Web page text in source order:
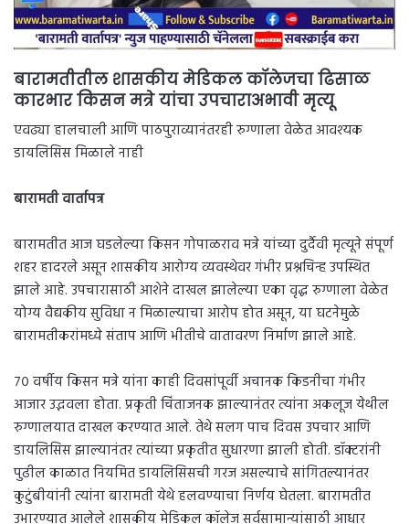
बारामतीतील शासकीय मेडिकल कॉलेजचा ढिसाळ
कारभार किसन मत्रे यांचा उपचाराअभावी मृत्यू
एवढ्या हालचाली आणि पाठपुराव्यानंतरही रुग्णाला वेळेत आवश्यक
डायलिसिस मिळाले नाही
बारामती वार्तापत्र
बारामतीत आज घडलेल्या किसन गोपाळराव मत्रे यांच्या दुर्दैवी मृत्यूने संपूर्ण
शहर हादरले असून शासकीय आरोग्य व्यवस्थेवर गंभीर प्रश्नचिन्ह उपस्थित
झाले आहे. उपचारासाठी आशेने दाखल झालेल्या एका वृद्ध रुग्णाला वेळेत
योग्य वैद्यकीय सुविधा न मिळाल्याचा आरोप होत असून, या घटनेमुळे
बारामतीकरांमध्ये संताप आणि भीतीचे वातावरण निर्माण झाले आहे.
७० वर्षीय किसन मत्रे यांना काही दिवसांपूर्वी अचानक किडनीचा गंभीर
आजार उद्भवला होता. प्रकृती चिंताजनक झाल्यानंतर त्यांना अकलूज येथील
रुग्णालयात दाखल करण्यात आले. तेथे सलग पाच दिवस उपचार आणि
डायलिसिस झाल्यानंतर त्यांच्या प्रकृतीत सुधारणा झाली होती. डॉक्टरांनी
पुढील काळात नियमित डायलिसिसची गरज असल्याचे सांगितल्यानंतर
कुटुंबीयांनी त्यांना बारामती येथे हलवण्याचा निर्णय घेतला. बारामतीत
उभारण्यात आलेले शासकीय मेडिकल कॉलेज सर्वसामान्यांसाठी आधार